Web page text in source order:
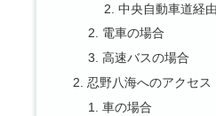
中央自動車道経
電車の場合
高速バスの場合
忍野八海へのアクセ
車の場合